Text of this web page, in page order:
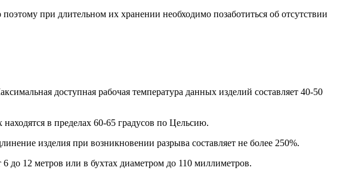
при длительном их хранении необходимо позаботиться об отсутствии
доступная рабочая температура данных изделий составляет 40-50
в пределах 60-65 градусов по Цельсию.
изделия при возникновении разрыва составляет не более 250%.
до 12 метров или в бухтах диаметром до 110 миллиметров.